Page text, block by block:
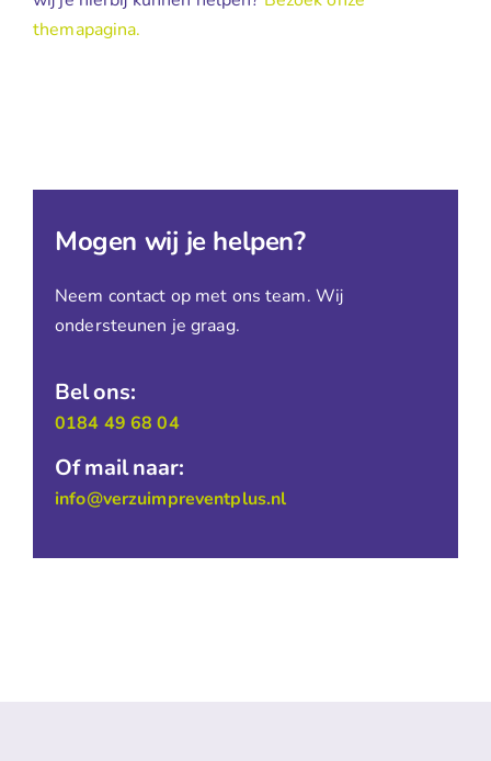
themapagina.
Mogen wij je helpen?
Neem contact op met ons team. Wij
ondersteunen je graag.
Bel ons:
0184 49 68 04
Of mail naar:
info@verzuimpreventplus.nl